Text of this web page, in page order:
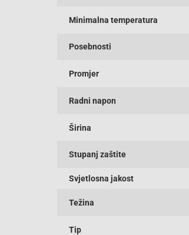
Minimalna temperatura
Posebnosti
Promjer
Radni napon
Širina
Stupanj zaštite
Svjetlosna jakost
Težina
Tip